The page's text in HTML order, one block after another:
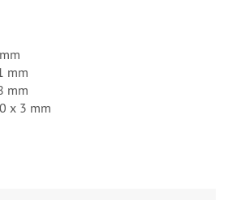
mm
mm
x 3 mm